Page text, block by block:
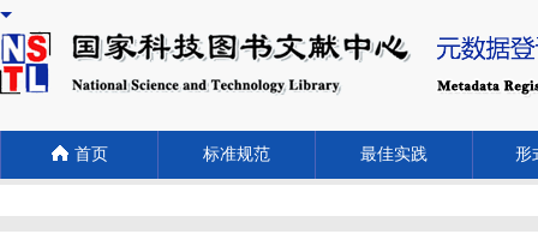
首页 标准规范 最佳实践 形